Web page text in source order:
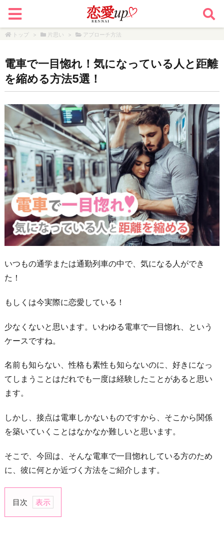
トップ > 片思い > アプローチ方法
電車で一目惚れ！気になっている人と距離
を縮める方法5選！
いつもの通学または通勤列車の中で、気になる人ができ
た！
もしくは今実際に恋愛している！
少なくないと思います。いわゆる電車で一目惚れ、という
ケースですね。
名前も知らない、性格も素性も知らないのに、好きになっ
てしまうことはだれでも一度は経験したことがあると思い
ます。
しかし、接点は電車しかないものですから、そこから関係
を築いていくことはなかなか難しいと思います。
そこで、今回は、そんな電車で一目惚れしている方のため
に、彼に何とか近づく方法をご紹介します。
目次
1.